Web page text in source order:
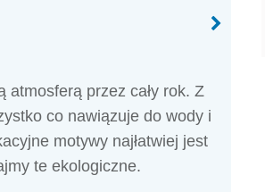
przez cały rok. Z
co nawiązuje do wody i
motywy najłatwiej jest
te ekologiczne.